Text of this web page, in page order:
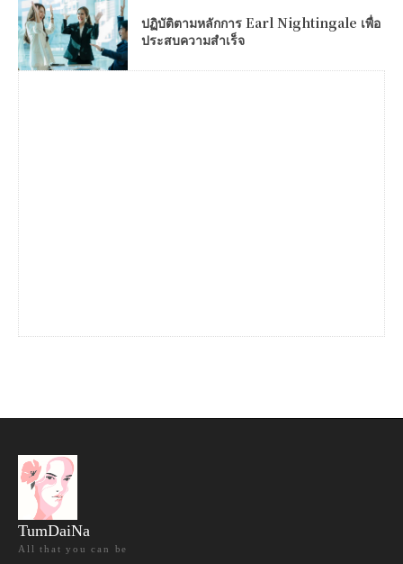
ปฏิบัติตามหลักการ Earl Nightingale เพื่อ
ประสบความสำเร็จ
TumDaiNa
All that you can be